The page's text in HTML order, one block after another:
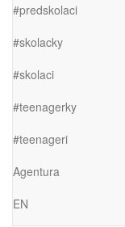
#predskolaci
#skolacky
#skolaci
#teenagerky
#teenageri
Agentura
EN